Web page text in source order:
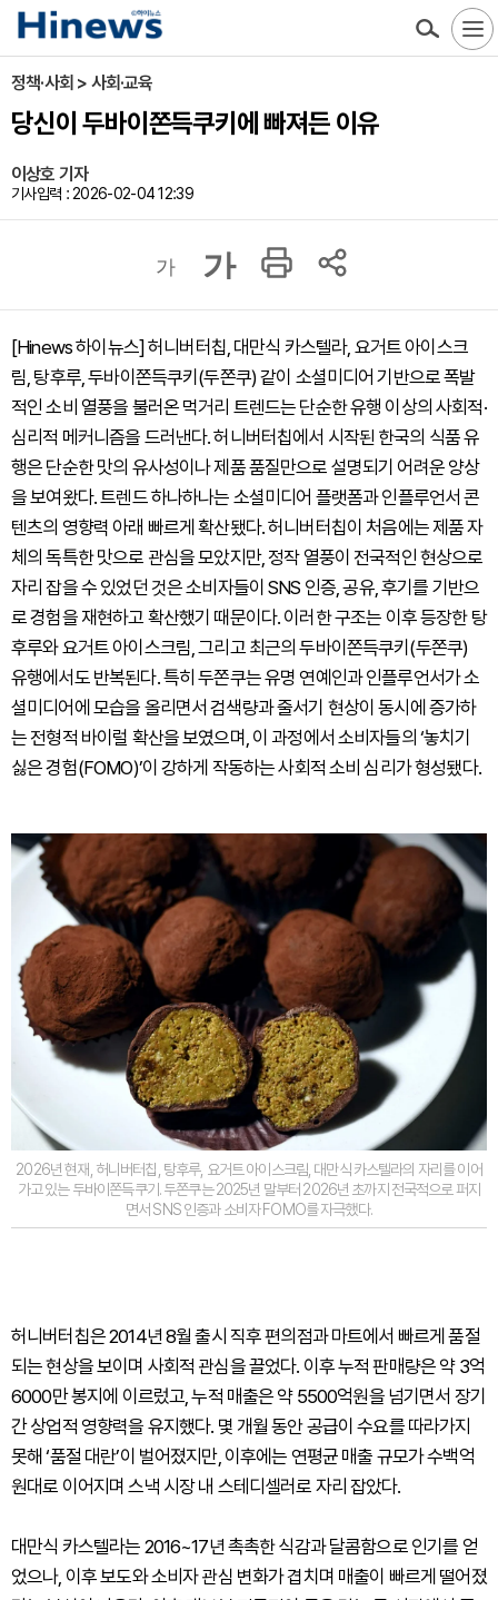
정책·사회 > 사회·교육
당신이 두바이쫀득쿠키에 빠져든 이유
이상호 기자
기사입력 : 2026-02-04 12:39
가 가
[Hinews 하이뉴스] 허니버터칩, 대만식 카스텔라, 요거트 아이스크
림, 탕후루, 두바이쫀득쿠키(두쫀쿠) 같이 소셜미디어 기반으로 폭발
적인 소비 열풍을 불러온 먹거리 트렌드는 단순한 유행 이상의 사회적·
심리적 메커니즘을 드러낸다. 허니버터칩에서 시작된 한국의 식품 유
행은 단순한 맛의 유사성이나 제품 품질만으로 설명되기 어려운 양상
을 보여왔다. 트렌드 하나하나는 소셜미디어 플랫폼과 인플루언서 콘
텐츠의 영향력 아래 빠르게 확산됐다. 허니버터칩이 처음에는 제품 자
체의 독특한 맛으로 관심을 모았지만, 정작 열풍이 전국적인 현상으로
자리 잡을 수 있었던 것은 소비자들이SNS 인증, 공유, 후기를 기반으
로 경험을 재현하고 확산했기 때문이다. 이러한 구조는 이후 등장한 탕
후루와 요거트 아이스크림, 그리고 최근의 두바이쫀득쿠키(두쫀쿠)
유행에서도 반복된다. 특히 두쫀쿠는 유명 연예인과 인플루언서가 소
셜미디어에 모습을 올리면서검색량과 줄서기 현상이 동시에 증가하
는 전형적 바이럴 확산을 보였으며, 이 과정에서 소비자들의 ‘놓치기
싫은 경험(FOMO)’이 강하게 작동하는 사회적 소비 심리가 형성됐다.
2026년 현재, 허니버터칩, 탕후루, 요거트 아이스크림, 대만식 카스텔라의 자리를 이어
가고 있는 두바이쫀득쿠기. 두쫀쿠는 2025년 말부터 2026년 초까지 전국적으로 퍼지
면서 SNS 인증과 소비자 FOMO를 자극했다.
허니버터칩은 2014년 8월 출시 직후 편의점과 마트에서 빠르게 품절
되는 현상을 보이며 사회적 관심을 끌었다. 이후 누적 판매량은 약 3억
6000만 봉지에 이르렀고, 누적 매출은 약 5500억원을 넘기면서 장기
간 상업적 영향력을 유지했다. 몇 개월 동안 공급이 수요를 따라가지
못해 ‘품절 대란’이 벌어졌지만, 이후에는 연평균 매출 규모가 수백억
원대로 이어지며 스낵 시장 내 스테디셀러로 자리 잡았다.
대만식 카스텔라는 2016~17년 촉촉한 식감과 달콤함으로 인기를 얻
었으나, 이후 보도와 소비자 관심 변화가 겹치며 매출이 빠르게 떨어졌